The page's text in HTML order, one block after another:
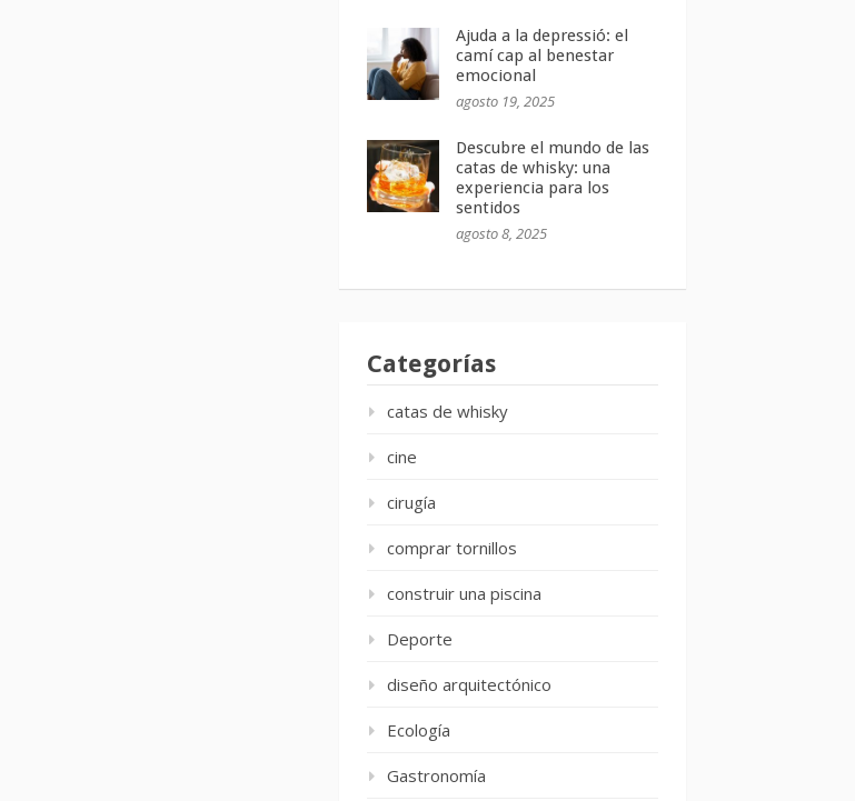
Ajuda a la depressió: el
camí cap al benestar
emocional
agosto 19, 2025
Descubre el mundo de las
catas de whisky: una
experiencia para los
sentidos
agosto 8, 2025
Categorías
catas de whisky
cine
cirugía
comprar tornillos
construir una piscina
Deporte
diseño arquitectónico
Ecología
Gastronomía